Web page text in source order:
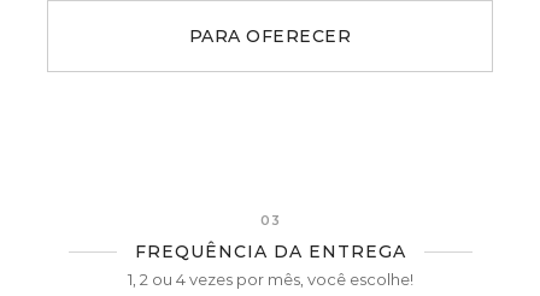
PARA OFERECER
03
FREQUÊNCIA DA ENTREGA
1, 2 ou 4 vezes por mês, você escolhe!